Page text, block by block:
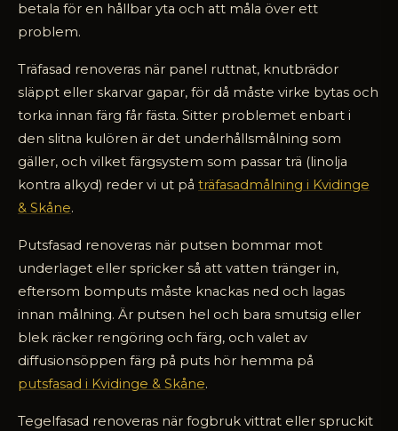
betala för en hållbar yta och att måla över ett
problem.
Träfasad renoveras när panel ruttnat, knutbrädor
släppt eller skarvar gapar, för då måste virke bytas och
torka innan färg får fästa. Sitter problemet enbart i
den slitna kulören är det underhållsmålning som
gäller, och vilket färgsystem som passar trä (linolja
kontra alkyd) reder vi ut på träfasadmålning i Kvidinge
& Skåne.
Putsfasad renoveras när putsen bommar mot
underlaget eller spricker så att vatten tränger in,
eftersom bomputs måste knackas ned och lagas
innan målning. Är putsen hel och bara smutsig eller
blek räcker rengöring och färg, och valet av
diffusionsöppen färg på puts hör hemma på
putsfasad i Kvidinge & Skåne.
Tegelfasad renoveras när fogbruk vittrat eller spruckit